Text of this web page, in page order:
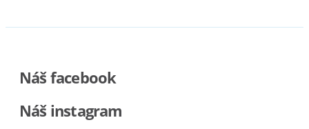
Náš facebook
Náš instagram